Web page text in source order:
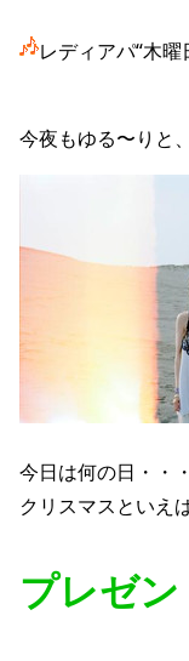
レディアパ“木
今夜もゆる〜りと
今日は何の日・・
クリスマスといえ
プレゼ